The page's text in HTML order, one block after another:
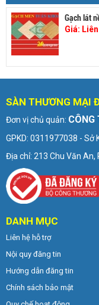
Gạch lát
Giá:
SÀN THƯƠNG MẠI
Đơn vị chủ quản: CÔNG
GPKD: 0311977038 -
Địa chỉ: 213 Chu Văn An,
DANH MỤC
Liên hệ hỗ trợ
Nội quy đăng tin
Hướng dẫn đăng tin
Chính sách bảo mật